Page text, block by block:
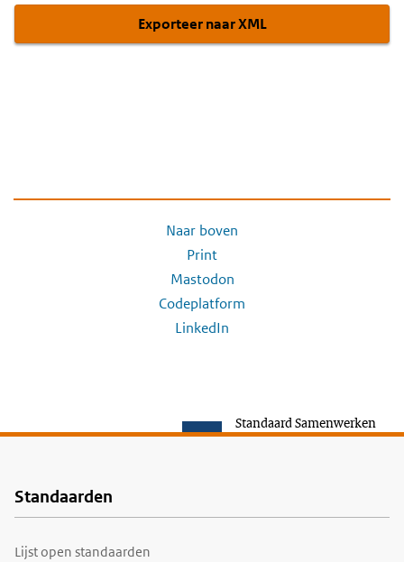
Exporteer naar XML
Naar boven
Print
Mastodon
Codeplatform
LinkedIn
Standaard Samenwerken
Voet
Standaarden
Lijst open standaarden